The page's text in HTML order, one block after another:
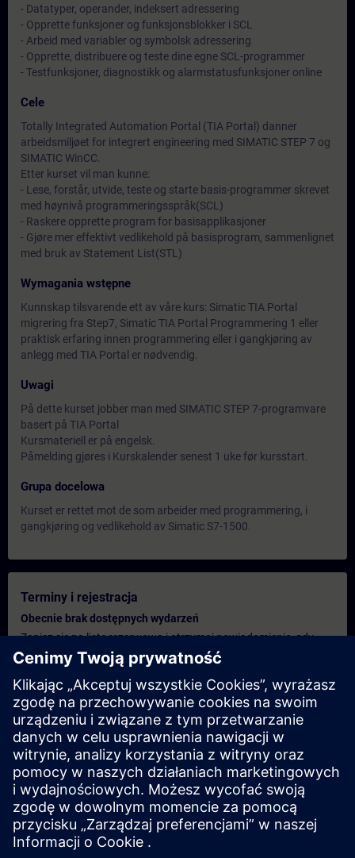
- Datatyper, operander, indeksert adressering
- Opprette funksjoner og funksjonsblokker i SCL
- Arbeid med variabler og symbolsk adressering
- Opprette, distribuere og teste dine egne SCL-programmer
- Testfunksjoner, diagnostikk og alarmstatusfunksjoner online
Cele
Totally Integrated Automation Portal (TIA Portal) danner
arbeidsmiljøet for integrert engineering med SIMATIC STEP 7 og
SIMATIC WinCC.
Etter kurset vil man kunne:
- Lese, forstår, utvide, teste og starte basis-programmer skrevet
med høynivå programmeringsspråk(SCL)
- Raskere opprette program for basisapplikasjoner
- Gjøre mer effektivt vedlikehold på basisprogram, sammenlignet
med bruk av Statement List(STL)
Wymagania wstępne
Kunnskap tilsvarende ett av våre kurs: Simatic TIA Portal
migrering fra Step7, Simatic TIA Portal Programmering 1 eller
praktisk erfaring innen programmering eller i gangkjøring av
anlegg med TIA Portal er nødvendig.
Uwagi
På dette kurset jobber man med SIMATIC STEP 7-programvare
basert på TIA Portal
Kursmateriell er på engelsk.
Påmelding gjøres i Kurskalender senest 1 uke før kursstart.
Grupa docelowa
Kurset er rettet mot de som arbeider med programmering, i
gangkjøring og vedlikehold av Simatic S7-1500.
Terminy i rejestracja
Obecnie brak dostępnych wydarzeń
Zapisz się na listę rezerwową i otrzymaj powiadomienie, gdy
tylko pojawią się nowe daty.
Aktywuj usługę powiadomień
Spersonalizowana oferta
Jeśli potrzebujesz standardowej oferty cenowej dla tego
szkolenia, na przykład dla działu zakupów, kliknij poniższe
łącze. Najpierw musisz podać kilka danych osobowych, a
następnie wycena zostanie wysłana do Ciebie.
Podaj ofertę